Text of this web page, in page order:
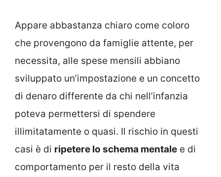
Appare abbastanza chiaro come coloro
che provengono da famiglie attente, per
necessita, alle spese mensili abbiano
sviluppato un’impostazione e un concetto
di denaro differente da chi nell’infanzia
poteva permettersi di spendere
illimitatamente o quasi. Il rischio in questi
casi è di ripetere lo schema mentale e di
comportamento per il resto della vita